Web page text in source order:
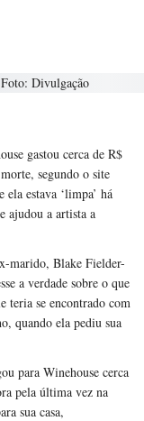
gastou cerca de R$
segundo o site
ela estava ‘limpa’ há
ajudou a artista a
marido, Blake Fielder-
a verdade sobre o que
teria se encontrado com
quando ela pediu sua
para Winehouse cerca
pela última vez na
sua casa,